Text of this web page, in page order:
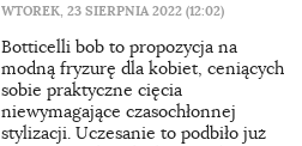
WTOREK, 23 SIERPNIA 2022 (12:02)
Botticelli bob to propozycja na
modną fryzurę dla kobiet, ceniących
sobie praktyczne cięcia
niewymagające czasochłonnej
stylizacji. Uczesanie to podbiło już